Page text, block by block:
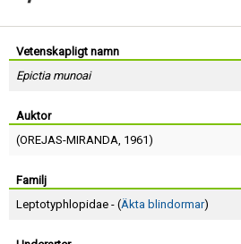
Vetenskapligt namn
Epictia munoai
Auktor
(OREJAS-MIRANDA, 1961)
Familj
Leptotyphlopidae - (Äkta blindormar)
Användarnamn:
Lösenord:
Terms of Service
Skapa konto